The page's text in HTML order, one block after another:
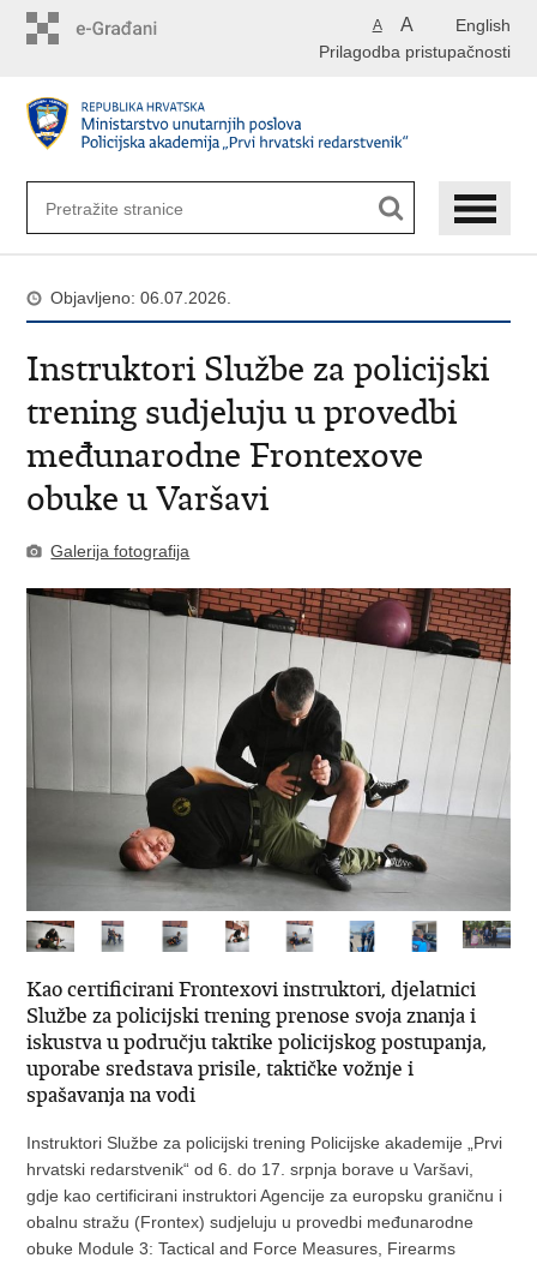
English
A A
Prilagodba pristupačnosti
Objavljeno: 06.07.2026.
Instruktori Službe za policijski
trening sudjeluju u provedbi
međunarodne Frontexove
obuke u Varšavi
Galerija fotografija
Kao certificirani Frontexovi instruktori, djelatnici
Službe za policijski trening prenose svoja znanja i
iskustva u području taktike policijskog postupanja,
uporabe sredstava prisile, taktičke vožnje i
spašavanja na vodi
Instruktori Službe za policijski trening Policijske akademije „Prvi
hrvatski redarstvenik“ od 6. do 17. srpnja borave u Varšavi,
gdje kao certificirani instruktori Agencije za europsku graničnu i
obalnu stražu (Frontex) sudjeluju u provedbi međunarodne
obuke Module 3: Tactical and Force Measures, Firearms